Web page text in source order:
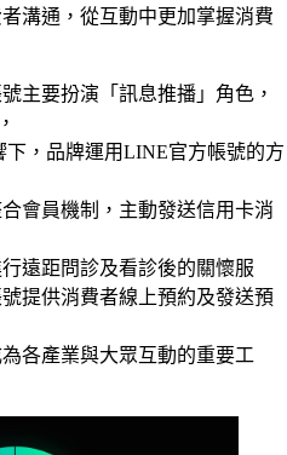
溝通，從互動中更加掌握消費
主要扮演「訊息推播」角色，
，品牌運用LINE官方帳號的方
會員機制，主動發送信用卡消
遠距問診及看診後的關懷服
提供消費者線上預約及發送預
各產業與大眾互動的重要工